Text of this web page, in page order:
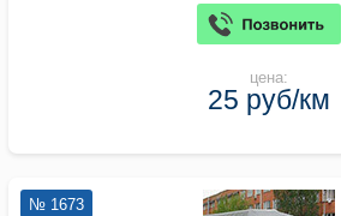
цена:
25 руб/км
№ 1673